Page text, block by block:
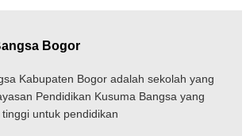
Bogor
Kabupaten Bogor adalah sekolah yang
Pendidikan Kusuma Bangsa yang
untuk pendidikan